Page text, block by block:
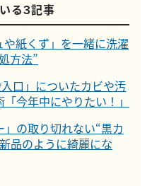
る３記事
紙くず」を一緒に洗濯
方法”
口」についたカビや汚
今年中にやりたい！」
の取り切れない“黒カ
品のように綺麗にな